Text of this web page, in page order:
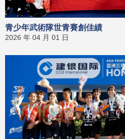
青少年武術隊世青賽創佳績
2026 年 04 月 01 日